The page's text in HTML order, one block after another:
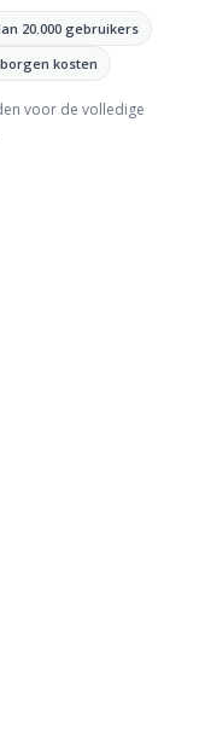
20.000 gebruikers
kosten
voor de volledige